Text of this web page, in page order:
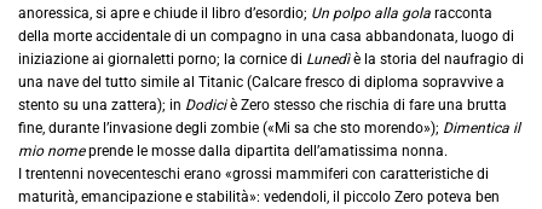
anoressica, si apre e chiude il libro d’esordio; Un polpo alla gola racconta
della morte accidentale di un compagno in una casa abbandonata, luogo di
iniziazione ai giornaletti porno; la cornice di Lunedìè la storia del naufragio di
una nave del tutto simile al Titanic (Calcare fresco di diploma sopravvive a
stento su una zattera); in Dodiciè Zero stesso che rischia di fare una brutta
fine, durante l’invasione degli zombie («Mi sa che sto morendo»); Dimentica il
mio nomeprende le mosse dalla dipartita dell’amatissima nonna.
I trentenni novecenteschi erano «grossi mammiferi con caratteristiche di
maturità, emancipazione e stabilità»: vedendoli, il piccolo Zero poteva ben